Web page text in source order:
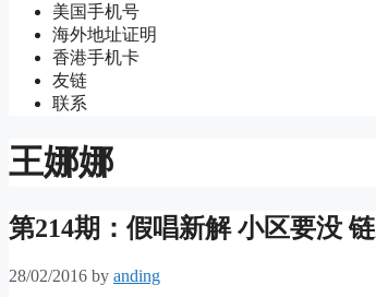
美国手机号
海外地址证明
香港手机卡
友链
联系
王娜娜
第214期：假唱新解 小区要没
28/02/2016 by anding